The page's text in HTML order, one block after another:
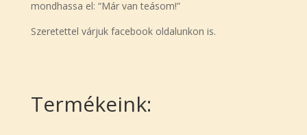
mondhassa el: “Már van teásom!”
Szeretettel várjuk facebook oldalunkon is.
Termékeink: